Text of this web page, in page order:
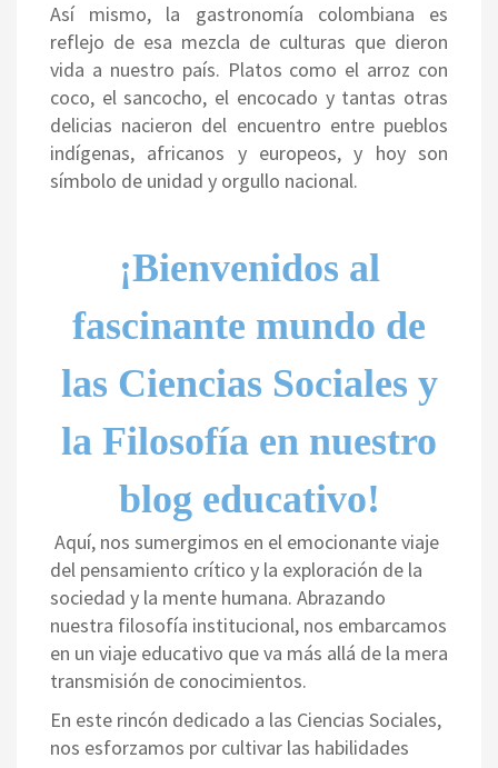
Así mismo, la gastronomía colombiana es
reflejo de esa mezcla de culturas que dieron
vida a nuestro país. Platos como el arroz con
coco, el sancocho, el encocado y tantas otras
delicias nacieron del encuentro entre pueblos
indígenas, africanos y europeos, y hoy son
símbolo de unidad y orgullo nacional.
¡Bienvenidos al
fascinante mundo de
las Ciencias Sociales y
la Filosofía en nuestro
blog educativo!
Aquí, nos sumergimos en el emocionante viaje
del pensamiento crítico y la exploración de la
sociedad y la mente humana. Abrazando
nuestra filosofía institucional, nos embarcamos
en un viaje educativo que va más allá de la mera
transmisión de conocimientos.
En este rincón dedicado a las Ciencias Sociales,
nos esforzamos por cultivar las habilidades